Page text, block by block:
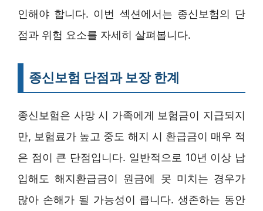
인해야 합니다. 이번 섹션에서는 종신보험의 단
점과 위험 요소를 자세히 살펴봅니다.
종신보험 단점과 보장 한계
종신보험은 사망 시 가족에게 보험금이 지급되지
만, 보험료가 높고 중도 해지 시 환급금이 매우 적
은 점이 큰 단점입니다. 일반적으로 10년 이상 납
입해도 해지환급금이 원금에 못 미치는 경우가
많아 손해가 될 가능성이 큽니다. 생존하는 동안